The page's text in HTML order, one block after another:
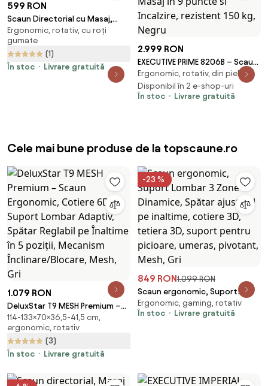
599 RON
Scaun Directorial cu Masaj,
Telecomanda, Piele PU, Maro
Inchis
Ergonomic, rotativ, cu roți
gumate
(1)
În stoc
Livrare gratuită
2.999 RON
EXECUTIVE PRIME 8206B – Scaun
directorial din piele naturala si
lemn , Masaj in 9 puncte si
Incalzire, rezistent 150 kg,
Ergonomic, rotativ, din piele
Disponibil în 2 e-shop-uri
În stoc
Livrare gratuită
Cele mai bune produse de la topscaune.ro
1.079 RON
DeluxStar T9 MESH Premium –
Scaun Ergonomic, Cotiere 6D,
Suport Lombar Adaptiv, Spătar
Reglabil pe Înaltime în 5 poziții,
Mecanism Înclinare/Blocare,
114-133×70×36,5-41,5 cm,
ergonomic, rotativ
(3)
În stoc
Livrare gratuită
-23 %
849 RON1.099 RON
Scaun ergonomic, Suport
Lombar 3 Zone Dinamice,
Spătar ajustabil pe inaltime,
Ergonomic, gaming, rotativ
În stoc
Livrare gratuită